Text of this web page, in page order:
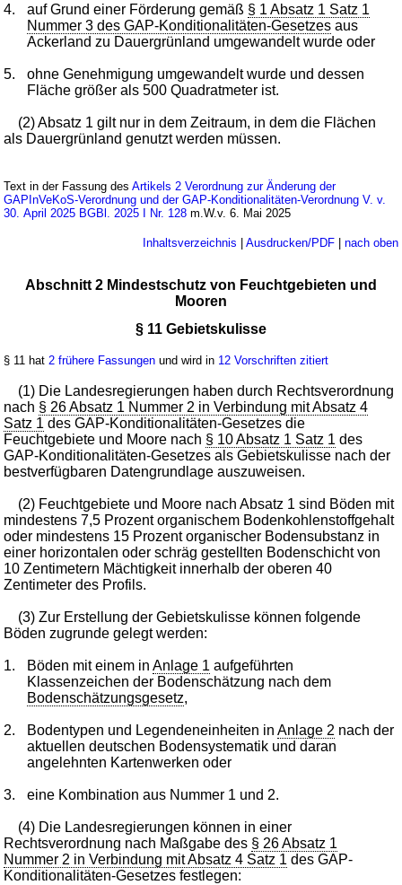
4. auf Grund einer Förderung gemäß § 1 Absatz 1 Satz 1
Nummer 3 des GAP-Konditionalitäten-Gesetzes aus
Ackerland zu Dauergrünland umgewandelt wurde oder
5.
ohne Genehmigung umgewandelt wurde und dessen
Fläche größer als 500 Quadratmeter ist.
(2) Absatz 1 gilt nur in dem Zeitraum, in dem die Flächen
als Dauergrünland genutzt werden müssen.
Text in der Fassung desArtikels 2 Verordnung zur Änderung der
GAPInVeKoS-Verordnung und der GAP-Konditionalitäten-Verordnung V. v.
30. April 2025 BGBl. 2025 I Nr. 128 m.W.v. 6. Mai 2025
Inhaltsverzeichnis Ausdrucken/PDF| nach oben
Abschnitt 2 Mindestschutz von Feuchtgebieten und
Mooren
§ 11 Gebietskulisse
§ 11 hat2 frühere Fassungen und wird in 12 Vorschriften zitiert
(1) Die Landesregierungen haben durch Rechtsverordnung
nach § 26 Absatz 1 Nummer 2 in Verbindung mit Absatz 4
Satz 1 des GAP-Konditionalitäten-Gesetzes die
Feuchtgebiete und Moore nach § 10 Absatz 1 Satz 1 des
GAP-Konditionalitäten-Gesetzes als Gebietskulisse nach der
bestverfügbaren Datengrundlage auszuweisen.
(2) Feuchtgebiete und Moore nach Absatz 1 sind Böden mit
mindestens 7,5 Prozent organischem Bodenkohlenstoffgehalt
oder mindestens 15 Prozent organischer Bodensubstanz in
einer horizontalen oder schräg gestellten Bodenschicht von
10 Zentimetern Mächtigkeit innerhalb der oberen 40
Zentimeter des Profils.
(3) Zur Erstellung der Gebietskulisse können folgende
Böden zugrunde gelegt werden:
1. Böden mit einem inAnlage 1 aufgeführten
Klassenzeichen der Bodenschätzung nach dem
Bodenschätzungsgesetz,
2. Bodentypen und Legendeneinheiten inAnlage 2 nach der
aktuellen deutschen Bodensystematik und daran
angelehnten Kartenwerken oder
3. eine Kombination aus Nummer 1 und 2.
(4) Die Landesregierungen können in einer
Rechtsverordnung nach Maßgabe des § 26 Absatz 1
Nummer 2 in Verbindung mit Absatz 4 Satz 1 des GAP-
Konditionalitäten-Gesetzes festlegen: